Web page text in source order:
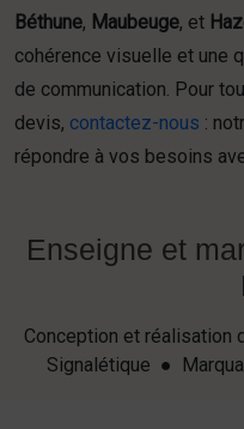
Béthune, Maubeuge, et
cohérence visuelle et une
de communication. Pour
devis, contactez-nous :
répondre à vos besoins
Enseigne et
Conception et
Signalétique ●